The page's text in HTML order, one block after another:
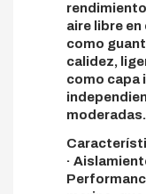
aire libre
como
calidez,
como capa
moderadas.
·